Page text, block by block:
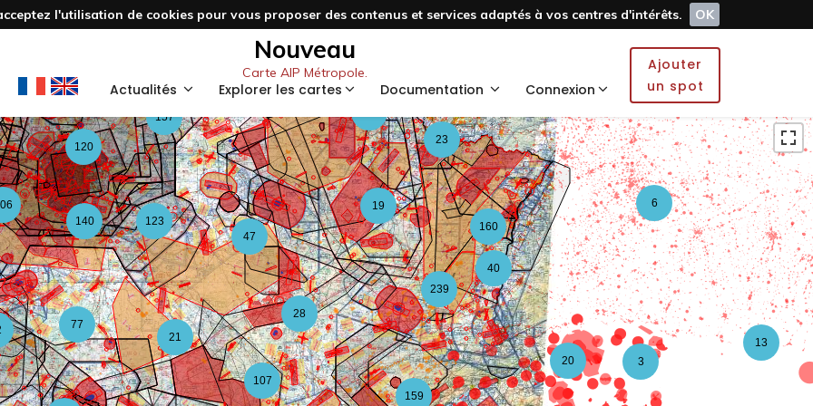
l'utilisation de cookies pour vous proposer des contenus et services adaptés à vos centres d'intérêts.
OK
Nouveau
Carte AIP Métropole.
Actualités Explorer les cartes Documentation Connexion
Ajouter
un spot
59
159
107
77
123
157
47
28
3
13
19 6
40
23
160
3
21
140
120
20
239